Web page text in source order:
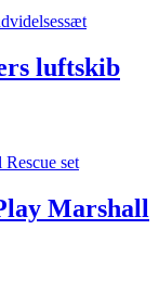
luftskib
Marshall